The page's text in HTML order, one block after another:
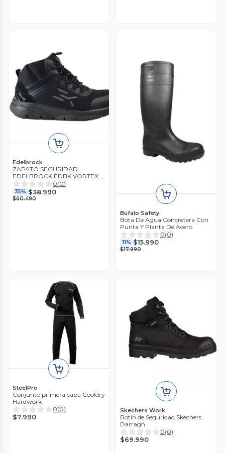
Edelbrock
ZAPATO SEGURIDAD
EDELBROCK EDBK VORTEX
HIGH
0(0)
35% $38.990
$60.490
Búfalo Safety
Bota De Agua Concretera Con
Punta Y Planta De Acero
0(0)
11% $15.990
$17.990
SteelPro
Conjunto primera capa Cooldry
Hardwork
0(0)
$7.990
Skechers Work
Botín de Seguridad Skechers
Darragh
0(0)
$69.990